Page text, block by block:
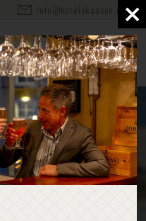
info@hotelskansen.com